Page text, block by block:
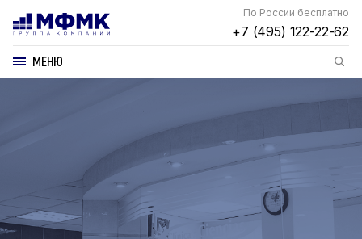
По России бесплатно
+7 (495) 122-22-62
МЕНЮ